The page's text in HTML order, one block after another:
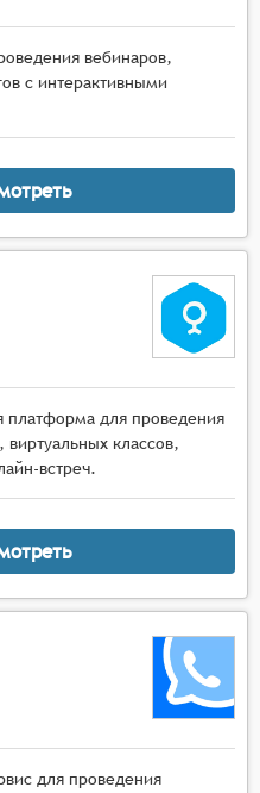
вебинаров,
с интерактивными
платформа для проведения
классов,
встреч.
для проведения